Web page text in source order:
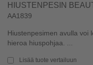
HIUSTENPESIN
AA1839
Hiustenpesimen avulla voi
hieroa hiuspohjaa. ...
Lisää tuote vertailuun